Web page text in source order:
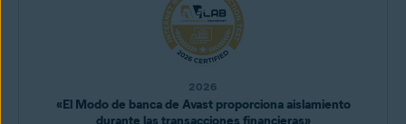
2026
«El Modo de banca de Avast proporciona aislamiento
durante las transacciones financieras»